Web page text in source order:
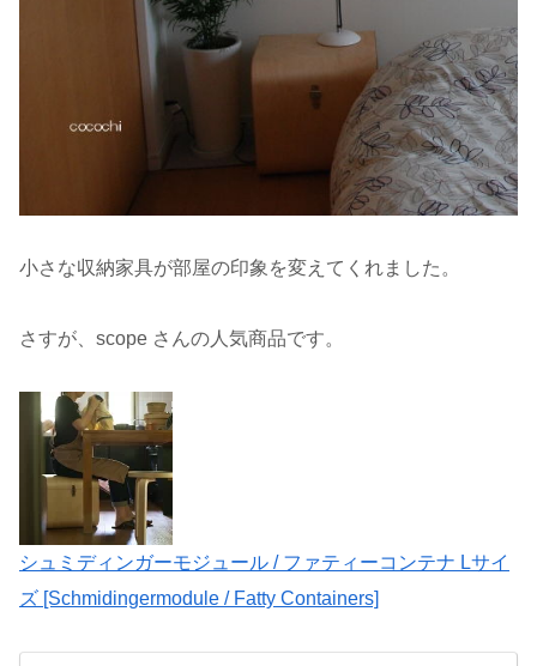
小さな収納家具が部屋の印象を変えてくれました。
さすが、scope さんの人気商品です。
シュミディンガーモジュール / ファティーコンテナ Lサイ
ズ [Schmidingermodule / Fatty Containers]